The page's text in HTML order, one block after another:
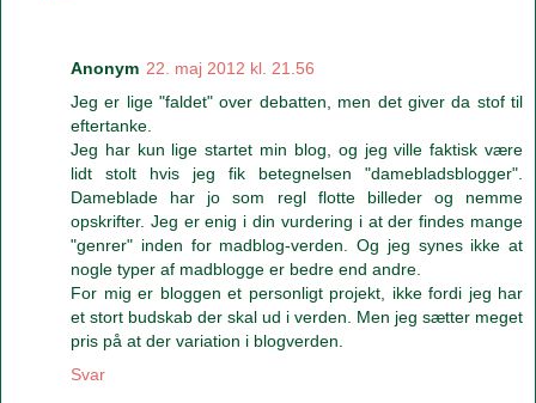
Anonym 22. maj 2012 kl. 21.56
Jeg er lige "faldet" over debatten, men det giver da stof til
eftertanke.
Jeg har kun lige startet min blog, og jeg ville faktisk være
lidt stolt hvis jeg fik betegnelsen "damebladsblogger".
Dameblade har jo som regl flotte billeder og nemme
opskrifter. Jeg er enig i din vurdering i at der findes mange
"genrer" inden for madblog-verden. Og jeg synes ikke at
nogle typer af madblogge er bedre end andre.
For mig er bloggen et personligt projekt, ikke fordi jeg har
et stort budskab der skal ud i verden. Men jeg sætter meget
pris på at der variation i blogverden.
Svar